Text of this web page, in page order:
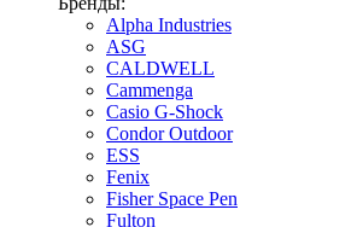
Alpha Industries
ASG
CALDWELL
Cammenga
Casio G-Shock
Condor Outdoor
ESS
Fenix
Fisher Space Pen
Fulton